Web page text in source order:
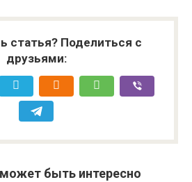
статья? Поделиться с
друзьями:
быть интересно